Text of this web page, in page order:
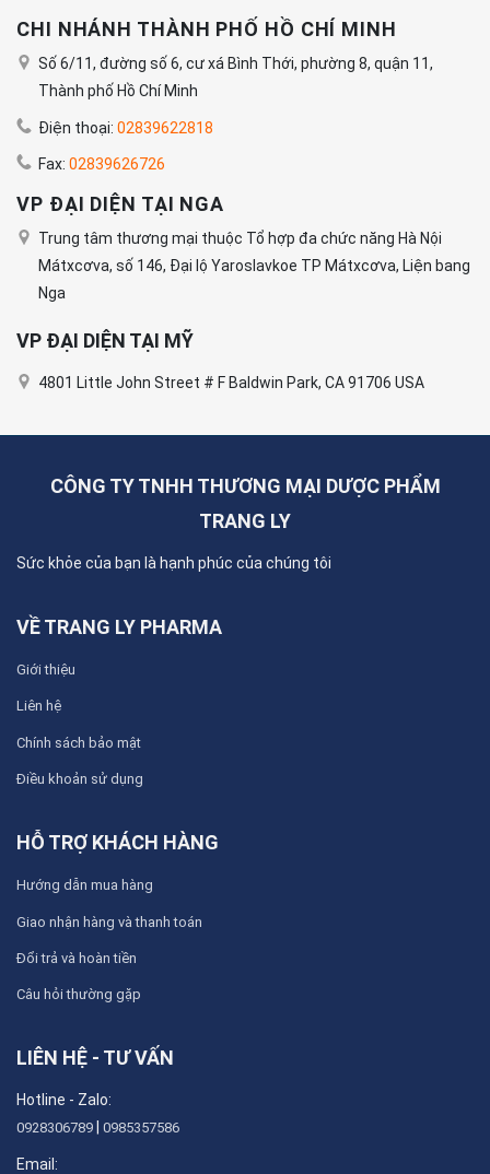
CHI NHÁNH THÀNH PHỐ HỒ CHÍ MINH
Số 6/11, đường số 6, cư xá Bình Thới, phường 8, quận 11,
Thành phố Hồ Chí Minh
Điện thoại: 02839622818
Fax: 02839626726
VP ĐẠI DIỆN TẠI NGA
Trung tâm thương mại thuộc Tổ hợp đa chức năng Hà Nội
Mátxcơva, số 146, Đại lộ Yaroslavkoe TP Mátxcơva, Liện bang
Nga
VP ĐẠI DIỆN TẠI MỸ
4801 Little John Street # F Baldwin Park, CA 91706 USA
CÔNG TY TNHH THƯƠNG MẠI DƯỢC PHẨM
TRANG LY
Sức khỏe của bạn là hạnh phúc của chúng tôi
VỀ TRANG LY PHARMA
Giới thiệu
Liên hệ
Chính sách bảo mật
Điều khoản sử dụng
HỖ TRỢ KHÁCH HÀNG
Hướng dẫn mua hàng
Giao nhận hàng và thanh toán
Đổi trả và hoàn tiền
Câu hỏi thường gặp
LIÊN HỆ - TƯ VẤN
Hotline - Zalo:
0928306789 0985357586
Email: